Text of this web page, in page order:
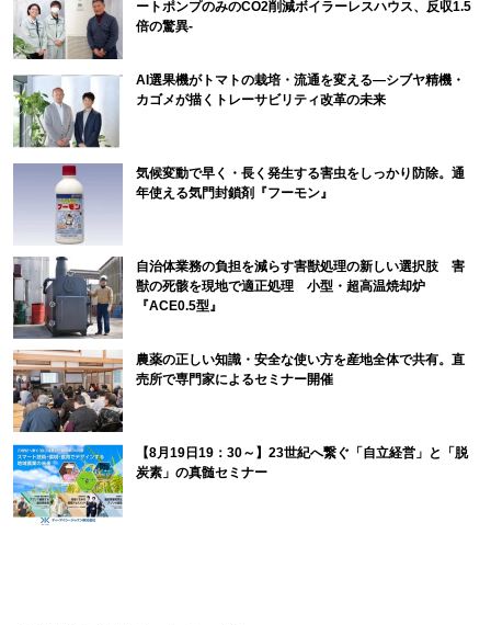
ートポンプのみのCO2削減ボイラーレスハウス、反収1.5
倍の驚異-
AI選果機がトマトの栽培・流通を変える―シブヤ精機・
カゴメが描くトレーサビリティ改革の未来
気候変動で早く・長く発生する害虫をしっかり防除。通
年使える気門封鎖剤『フーモン』
自治体業務の負担を減らす害獣処理の新しい選択肢 害
獣の死骸を現地で適正処理 小型・超高温焼却炉
『ACE0.5型』
農薬の正しい知識・安全な使い方を産地全体で共有。直
売所で専門家によるセミナー開催
【8月19日19：30～】23世紀へ繋ぐ「自立経営」と「脱
炭素」の真髄セミナー